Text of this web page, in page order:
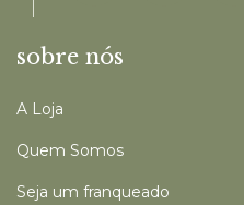
sobre nós
A Loja
Quem Somos
Seja um franqueado